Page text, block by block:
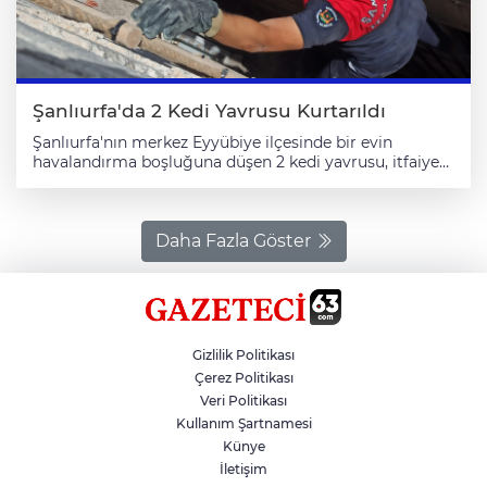
Şanlıurfa'da 2 Kedi Yavrusu Kurtarıldı
Şanlıurfa'nın merkez Eyyübiye ilçesinde bir evin
havalandırma boşluğuna düşen 2 kedi yavrusu, itfaiye
yavrularının düştüğünü görenler, durumu itfaiye
ekiplerine bildirdi. Merdiven yardımıyla havalandırma
boşluğuna inen ekipler, 2 kedi yavrusunu bulundukları
yerden çıkarttı. Kedilere su veren ekipler, daha sonra
yavruları doğal yaşam alanına bıraktı.
Daha Fazla Göster
Gizlilik Politikası
Çerez Politikası
Veri Politikası
Kullanım Şartnamesi
Künye
İletişim